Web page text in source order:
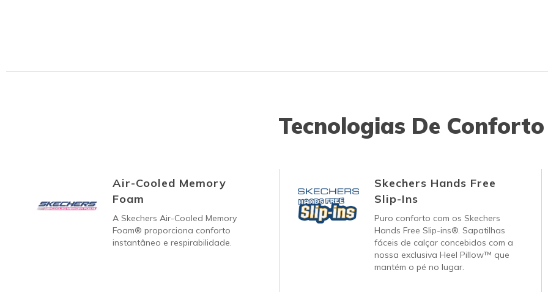
Tecnologias De Conforto
Air-Cooled Memory
Foam
A Skechers Air-Cooled Memory
Foam® proporciona conforto
instantâneo e respirabilidade.
Skechers Hands Free
Slip-Ins
Puro conforto com os Skechers
Hands Free Slip-ins®. Sapatilhas
fáceis de calçar concebidos com a
nossa exclusiva Heel Pillow™ que
mantém o pé no lugar.